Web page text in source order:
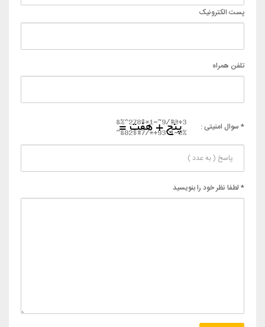
پست الکترونیک
تلفن همراه
* سوال امنیتی :
* لطفا نظر خود را بنویسید